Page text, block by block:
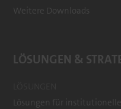
Weitere Downloads
LÖSUNGEN &
Lösungen für